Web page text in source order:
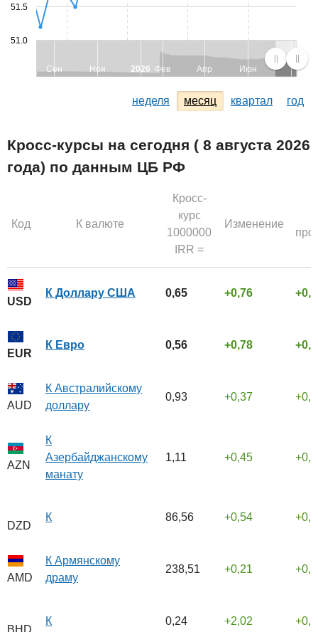
Сен Ноя 2026 Фев Апр Июн
51.0
51.5
неделя месяц квартал год
Кросс-курсы на сегодня ( 8 августа 2026
года) по данным ЦБ РФ
Код К валюте
Кросс-
курс
1000000
IRR =
Изменение
USD
К Доллару США 0,65 0,76
EUR
К Евро 0,56 0,78
AUD
К Австралийскому
доллару
0,93 0,37
AZN
К
Азербайджанскому
манату
1,11 0,45
DZD
К 86,56 0,54
AMD
К Армянскому
драму
238,51 0,21
К 0,24 2,02